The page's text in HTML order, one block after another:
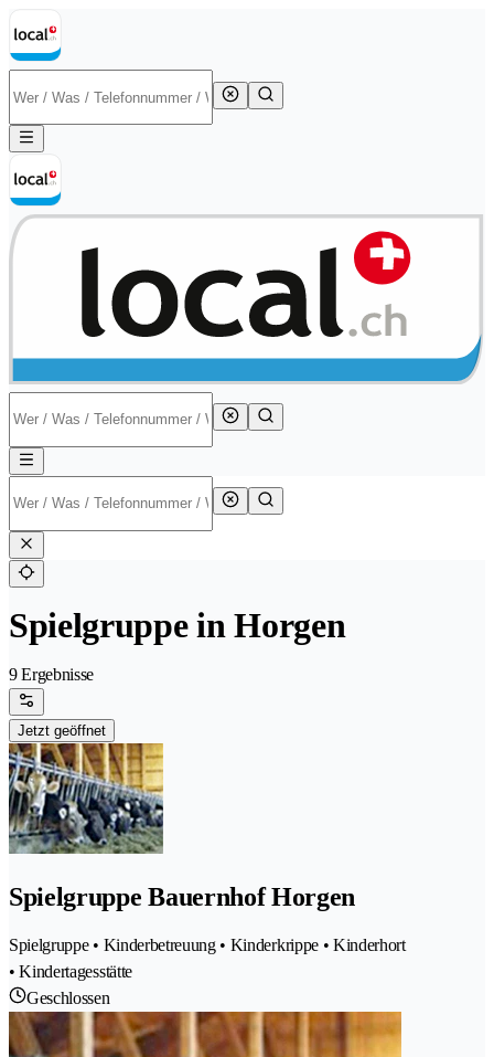
Spielgruppe in Horgen
9 Ergebnisse
Jetzt geöffnet
Spielgruppe Bauernhof Horgen
Spielgruppe • Kinderbetreuung • Kinderkrippe • Kinderhort
• Kindertagesstätte
Geschlossen